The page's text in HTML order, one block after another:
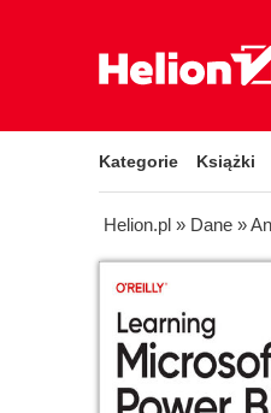
Kategorie Książki
Helion.pl » Dane »